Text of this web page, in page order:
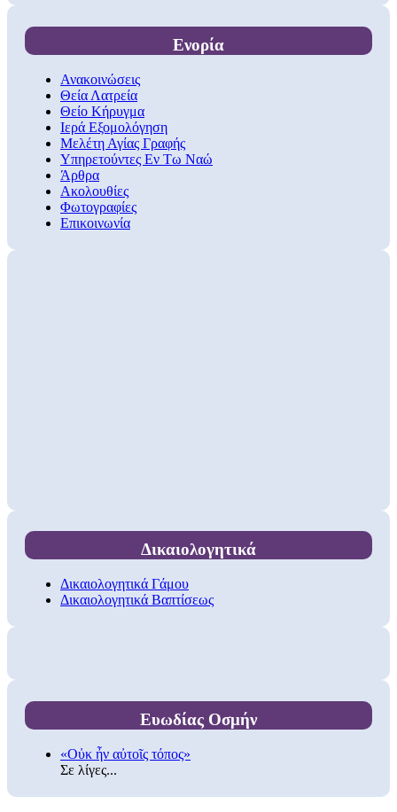
Ενορία
Ανακοινώσεις
Θεία Λατρεία
Θείο Κήρυγμα
Ιερά Εξομολόγηση
Μελέτη Αγίας Γραφής
Υπηρετούντες Εν Τω Ναώ
Άρθρα
Ακολουθίες
Φωτογραφίες
Επικοινωνία
Δικαιολογητικά
Δικαιολογητικά Γάμου
Δικαιολογητικά Βαπτίσεως
Ευωδίας Οσμήν
«Οὐκ ἦν αὐτοῖς τόπος»
Σε λίγες...